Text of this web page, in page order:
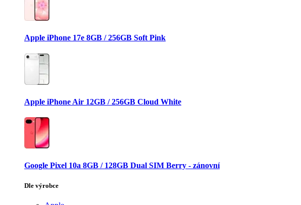
Apple iPhone 17e 8GB / 256GB Soft Pink
Apple iPhone Air 12GB / 256GB Cloud White
Google Pixel 10a 8GB / 128GB Dual SIM Berry - zánovní
Dle výrobce